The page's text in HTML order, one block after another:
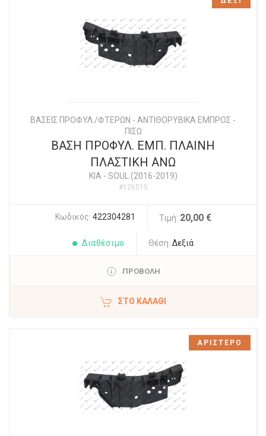
ΒΑΣΕΙΣ ΠΡΟΦΥΛ./ΦΤΕΡΩΝ - ΑΝΤΙΘΟΡΥΒΙΚΑ ΕΜΠΡΟΣ -
ΠΙΣΩ
ΒΑΣΗ ΠΡΟΦΥΛ. ΕΜΠ. ΠΛΑΙΝΗ
ΠΛΑΣΤΙΚΗ ΑΝΩ
KIA - SOUL (2016-2019)
#126515
Κωδικός: 422304281 Τιμή: 20,00 €
Διαθέσιμο Θέση: Δεξιά
ΠΡΟΒΟΛΗ
ΣΤΟ ΚΑΛΆΘΙ
ΑΡΙΣΤΕΡΟ